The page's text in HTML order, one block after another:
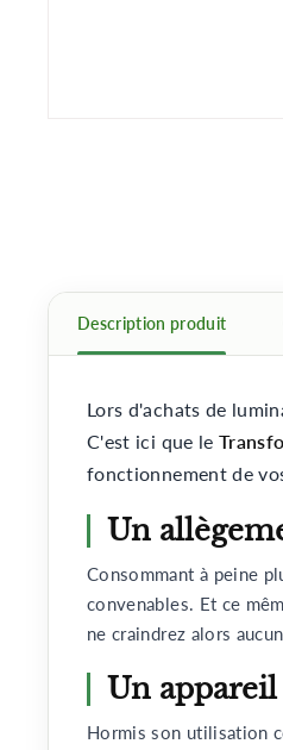
Description produit
Lors d'achats de
C'est ici que le
fonctionnement de
Un
Consommant à peine
convenables. Et ce
ne craindrez alors
Un
Hormis son utilisation